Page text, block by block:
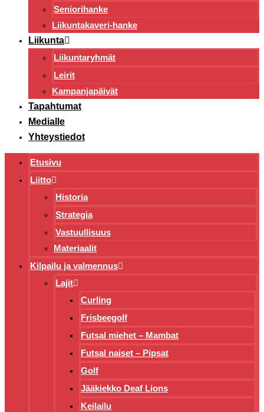
Seniorihanke
Liikuntakaveri-hanke
Liikunta
Liikuntaryhmät
Leirit
Kampanjapäivät
Tapahtumat
Medialle
Yhteystiedot
Etusivu
Liitto
Historia
Strategia
Vastuullisuus
Materiaalit
Kilpailu ja valmennus
Lajit
Curling
Frisbeegolf
Futsal miehet – Mambat
Futsal naiset – Pipsat
Golf
Jääkiekko Deaf Lions
Keilailu